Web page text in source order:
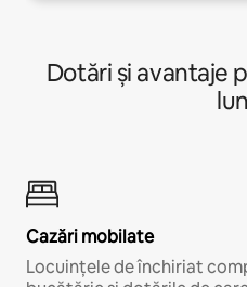
Dotări și avantaje
Cazări mobilate
Locuințele de închiriat